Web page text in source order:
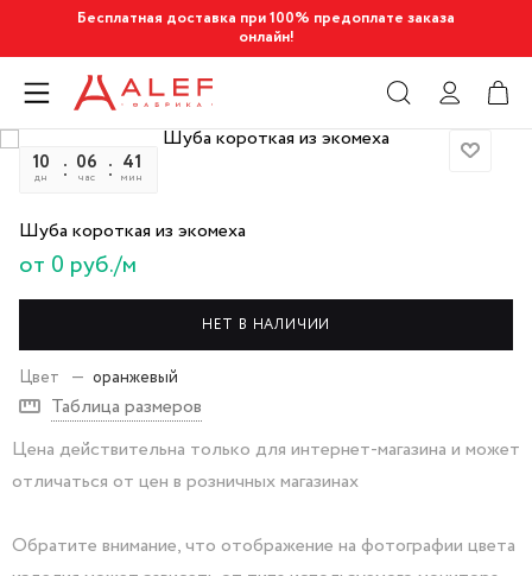
Бесплатная доставка при 100% предоплате заказа
онлайн!
10
дн
06
час
41
мин
Шуба короткая из экомеха
от 0 руб./м
НЕТ В НАЛИЧИИ
Цвет — оранжевый
Таблица размеров
Цена действительна только для интернет-магазина и может
отличаться от цен в розничных магазинах
Обратите внимание, что отображение на фотографии цвета